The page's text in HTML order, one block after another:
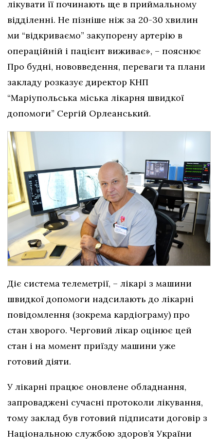
лікувати її починають ще в приймальному
відділенні. Не пізніше ніж за 20-30 хвилин
ми “відкриваємо” закупорену артерію в
операційній і пацієнт виживає», – пояснює
Про будні, нововведення, переваги та плани
закладу розказує директор КНП
“Маріупольська міська лікарня швидкої
допомоги” Сергій Орлеанський.
Діє система телеметрії, – лікарі з машини
швидкої допомоги надсилають до лікарні
повідомлення (зокрема кардіограму) про
стан хворого. Черговий лікар оцінює цей
стан і на момент приїзду машини уже
готовий діяти.
У лікарні працює оновлене обладнання,
запроваджені сучасні протоколи лікування,
тому заклад був готовий підписати договір з
Національною службою здоров’я України